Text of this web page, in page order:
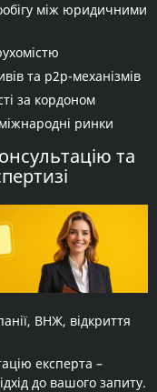
між юридичними
та p2p-механізмів
за кордоном
ринки
та
ВНЖ, відкриття
експерта –
до вашого запиту.